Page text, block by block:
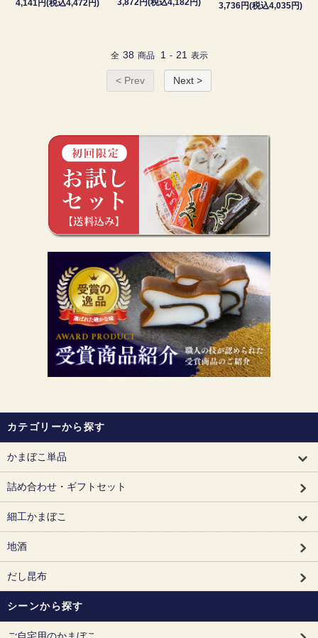
4,141円(税込4,472円) 3,736円(税込4,035円)
全 38 商品 1 - 21 表示
< Prev Next >
カテゴリーから探す
かまぼこ単品
詰め合わせ・ギフトセット
細工かまぼこ
地酒
だし昆布
シーンから探す